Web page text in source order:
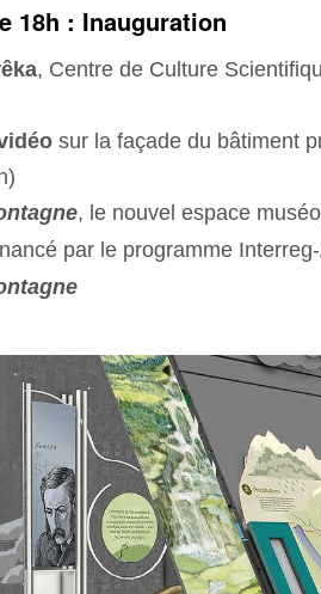
18h : Inauguration
, Centre de Culture
sur la façade du bâtiment
, le nouvel espace
par le programme